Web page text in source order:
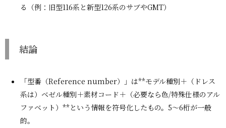
る（例：旧型116系と新型126系のサブやGMT）
結論
「型番（Reference number）」は**モデル種別＋（ドレス
系は）ベゼル種別＋素材コード＋（必要なら色/特殊仕様のアル
ファベット）**という情報を符号化したもの。5〜6桁が一般
的。